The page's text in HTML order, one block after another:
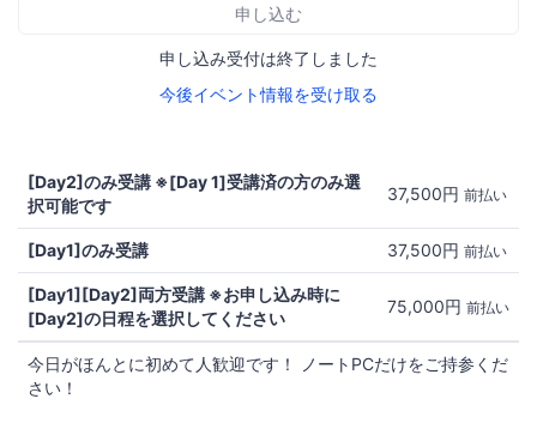
申し込む
申し込み受付は終了しました
今後イベント情報を受け取る
[Day2]のみ受講 ※[Day 1]受講済の方のみ選
択可能です
37,500円 前払い
[Day1]のみ受講 37,500円 前払い
[Day1][Day2]両方受講 ※お申し込み時に
[Day2]の日程を選択してください
75,000円 前払い
今日がほんとに初めて人歓迎です！ ノートPCだけをご持参くだ
さい！